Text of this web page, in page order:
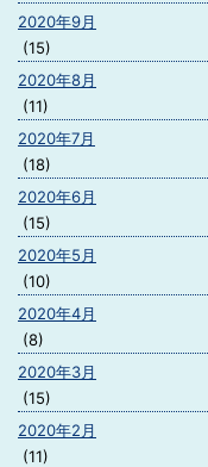
2020年9月
(15)
2020年8月
(11)
2020年7月
(18)
2020年6月
(15)
2020年5月
(10)
2020年4月
(8)
2020年3月
(15)
2020年2月
(11)